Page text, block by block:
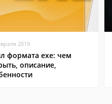
2019
формата exe: чем
описание,